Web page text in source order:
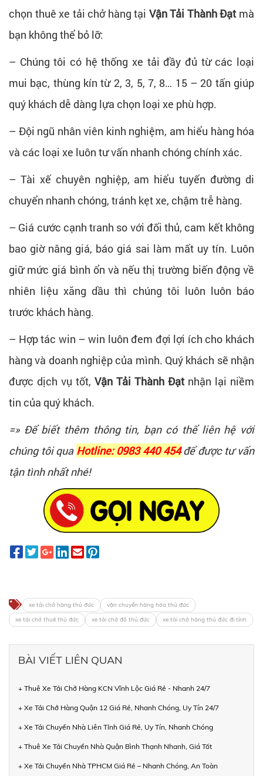
chọn thuê xe tải chở hàng tại Vận Tải Thành Đạt mà
bạn không thể bỏ lỡ:
– Chúng tôi có hệ thống xe tải đầy đủ từ các loại
mui bạc, thùng kín từ 2, 3, 5, 7, 8… 15 – 20 tấn giúp
quý khách dễ dàng lựa chọn loại xe phù hợp.
– Đội ngũ nhân viên kinh nghiệm, am hiểu hàng hóa
và các loại xe luôn tư vấn nhanh chóng chính xác.
– Tài xế chuyên nghiệp, am hiểu tuyến đường di
chuyển nhanh chóng, tránh kẹt xe, chậm trễ hàng.
– Giá cước cạnh tranh so với đối thủ, cam kết không
bao giờ nâng giá, báo giá sai làm mất uy tín. Luôn
giữ mức giá bình ổn và nếu thị trường biến động về
nhiên liệu xăng dầu thì chúng tôi luôn luôn báo
trước khách hàng.
– Hợp tác win – win luôn đem đợi lợi ích cho khách
hàng và doanh nghiệp của mình. Quý khách sẽ nhận
được dịch vụ tốt, Vận Tải Thành Đạt nhận lại niềm
tin của quý khách.
=» Để biết thêm thông tin, bạn có thể liên hệ với
chúng tôi qua Hotline: 0983 440 454để được tư vấn
tận tình nhất nhé!
xe tải chở hàng thủ đức
vận chuyển hàng hóa thủ đức
xe tải chở thuê thủ đức
xe tải chở đồ thủ đức xe tải chở hàng thủ đức đi tỉnh
BÀI VIẾT LIÊN QUAN
+ Thuê Xe Tải Chở Hàng KCN Vĩnh Lộc Giá Rẻ - Nhanh 24/7
+ Xe Tải Chở Hàng Quận 12 Giá Rẻ, Nhanh Chóng, Uy Tín 24/7
+ Xe Tải Chuyển Nhà Liên Tỉnh Giá Rẻ, Uy Tín, Nhanh Chóng
+ Thuê Xe Tải Chuyển Nhà Quận Bình Thạnh Nhanh, Giá Tốt
+ Xe Tải Chuyển Nhà TPHCM Giá Rẻ – Nhanh Chóng, An Toàn